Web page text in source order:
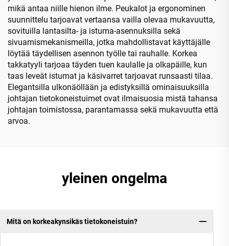
mikä antaa niille hienon ilme. Peukalot ja ergonominen
suunnittelu tarjoavat vertaansa vailla olevaa mukavuutta,
sovituilla lantasilta- ja istuma-asennuksilla sekä
sivuamismekanismeilla, jotka mahdollistavat käyttäjälle
löytää täydellisen asennon työlle tai rauhalle. Korkea
takkatyyli tarjoaa täyden tuen kaulalle ja olkapäille, kun
taas leveät istumat ja käsivarret tarjoavat runsaasti tilaa.
Elegantsilla ulkonäöllään ja edistyksillä ominaisuuksilla
johtajan tietokoneistuimet ovat ilmaisuosia mistä tahansa
johtajan toimistossa, parantamassa sekä mukavuutta että
arvoa.
yleinen ongelma
Mitä on korkeakynsikäs tietokoneistuin?